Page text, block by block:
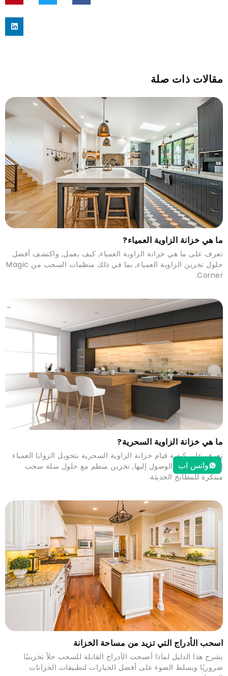
مقالات ذات صلة
ما هي خزانة الزاوية العمياء?
تعرف على ما هي خزانة الزاوية العمياء, كيف يعمل, واكتشف أفضل
حلول تخزين الزاوية العمياء, بما في ذلك منظمات السحب من Magic
Corner.
ما هي خزانة الزاوية السحرية?
تعرف على كيفية قيام خزانة الزاوية السحرية بتحويل الزوايا العمياء
إلى زوايا يسهل الوصول إليها, تخزين منظم مع حلول سلة سحب
مبتكرة للمطابخ الحديثة.
اسحب الأدراج التي تزيد من مساحة الخزانة
يشرح هذا الدليل لماذا أصبحت الأدراج القابلة للسحب حلاً تخزينيًا
ضروريًا ويسلط الضوء على أفضل الخيارات لتطبيقات الخزانات
واتس اب